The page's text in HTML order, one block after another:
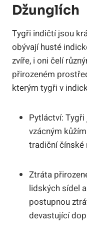
Džunglích
Tygři indičtí jsou
obývají husté
zvíře, i oni čelí
přirozeném
kterým tygři v
Pytláctví:
vzácným
tradiční čínské
Ztráta
lidských sídel
postupnou
devastující